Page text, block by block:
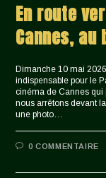
En route
Cannes,
Dimanche 10 mai
indispensable pour le
cinéma de Cannes qui
nous arrêtons devant
une photo…
0 COMMENTAIRE